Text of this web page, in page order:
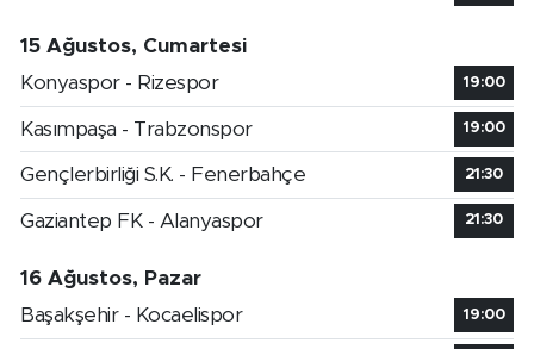
15 Ağustos, Cumartesi
Konyaspor - Rizespor
19:00
Kasımpaşa - Trabzonspor 19:00
Gençlerbirliği S.K. - Fenerbahçe 21:30
Gaziantep FK - Alanyaspor 21:30
16 Ağustos, Pazar
Başakşehir - Kocaelispor
19:00